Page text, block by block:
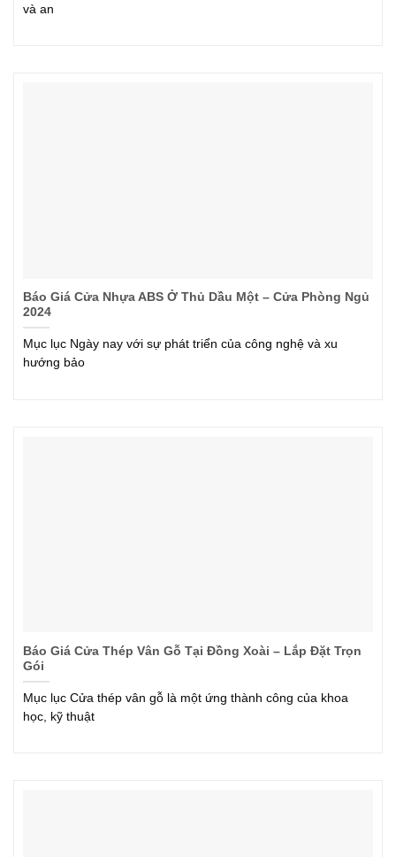
và an
Báo Giá Cửa Nhựa ABS Ở Thủ Dầu Một – Cửa Phòng Ngủ
2024
Mục lục Ngày nay với sự phát triển của công nghệ và xu
hướng bảo
Báo Giá Cửa Thép Vân Gỗ Tại Đồng Xoài – Lắp Đặt Trọn
Gói
Mục lục Cửa thép vân gỗ là một ứng thành công của khoa
học, kỹ thuật